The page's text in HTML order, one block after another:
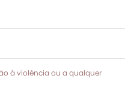
à violência ou a qualquer